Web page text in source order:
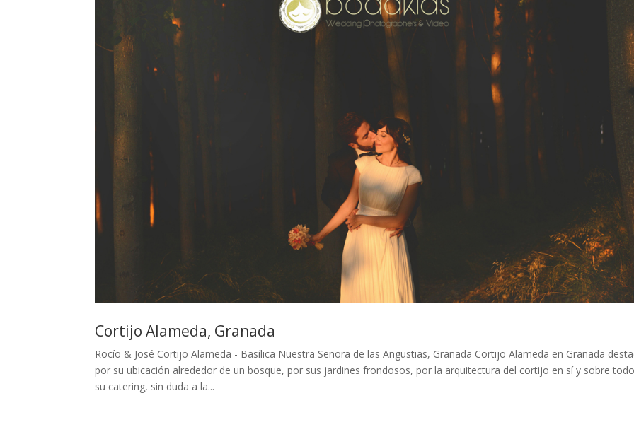
Cortijo Alameda, Granada
Rocío & José Cortijo Alameda - Basílica Nuestra Señora de las Angustias, Granada Cortijo Alameda en Granada
por su ubicación alrededor de un bosque, por sus jardines frondosos, por la arquitectura del cortijo en sí y sobre
su catering, sin duda a la...